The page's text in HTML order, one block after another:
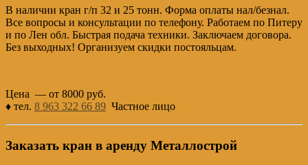
В наличии кран г/п 32 и 25 тонн. Форма оплаты нал/безнал.
Все вопросы и консультации по телефону. Работаем по Питеру
и по Лен обл. Быстрая подача техники. Заключаем договора.
Без выходных! Организуем скидки постояльцам.
Цена — от 8000 руб.
♦ тел. 8 963 322 66 89 Частное лицо
Заказать кран в аренду Металлострой